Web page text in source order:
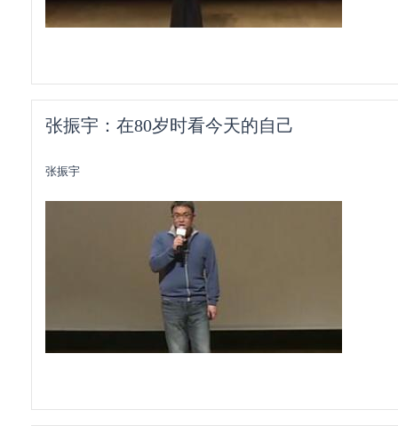
张振宇：在80岁时看今天的自己
张振宇